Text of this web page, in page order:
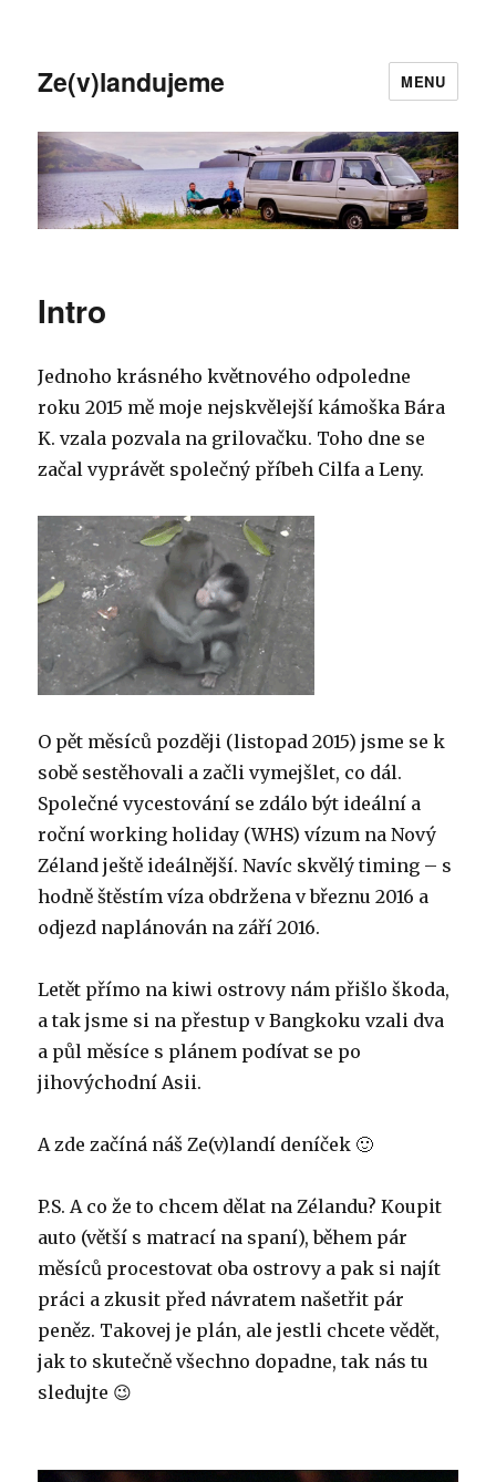
Ze(v)landujeme MENU
Intro
Jednoho krásného květnového odpoledne
roku 2015 mě moje nejskvělejší kámoška Bára
K. vzala pozvala na grilovačku. Toho dne se
začal vyprávět společný příbeh Cilfa a Leny.
O pět měsíců později (listopad 2015) jsme se k
sobě sestěhovali a začli vymejšlet, co dál.
Společné vycestování se zdálo být ideální a
roční working holiday (WHS) vízum na Nový
Zéland ještě ideálnější. Navíc skvělý timing – s
hodně štěstím víza obdržena v březnu 2016 a
odjezd naplánován na září 2016.
Letět přímo na kiwi ostrovy nám přišlo škoda,
a tak jsme si na přestup v Bangkoku vzali dva
a půl měsíce s plánem podívat se po
jihovýchodní Asii.
A zde začíná náš Ze(v)landí deníček 🙂
P.S. A co že to chcem dělat na Zélandu? Koupit
auto (větší s matrací na spaní), během pár
měsíců procestovat oba ostrovy a pak si najít
práci a zkusit před návratem našetřit pár
peněz. Takovej je plán, ale jestli chcete vědět,
jak to skutečně všechno dopadne, tak nás tu
sledujte 😉